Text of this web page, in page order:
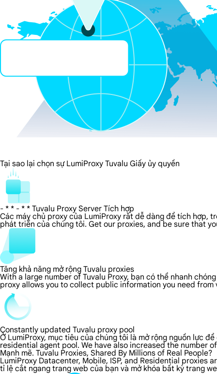
Tại sao lại chọn sự LumiProxy Tuvalu Giấy ủy quyền
- * * - * * Tuvalu Proxy Server Tích hợp
Các máy chủ proxy của LumiProxy rất dễ dàng để tích hợp,
phát triển của chúng tôi. Get our proxies, and be sure that
Tăng khả năng mở rộng Tuvalu proxies
With a large number of Tuvalu Proxy, bạn có thể nhanh
proxy allows you to collect public information you need from
Constantly updated Tuvalu proxy pool
Ở LumiProxy, mục tiêu của chúng tôi là mở rộng nguồn lực
residential agent pool. We have also increased the number
Mạnh mẽ. Tuvalu Proxies, Shared By Millions of Real People?
LumiProxy Datacenter, Mobile, ISP, and Residential proxies
tỉ lệ cắt ngang trang web của bạn và mở khóa bất kỳ trang